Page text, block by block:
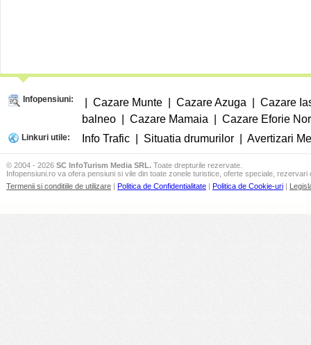
Infopensiuni: Cazare Munte Cazare Azuga
Cazare
balneo
Cazare Mamaia Cazare Eforie
Linkuri utile: Info Trafic Situatia drumurilor Avertizari
© 2004 - 2026 SC InfoTurism Media SRL. Toate drepturile rezervate.
Infopensiuni.ro va ofera pensiuni si vile din toate zonele turistice, oferte speciale, rezervari
Termenii si conditiile de utilizare | Politica de Confidentialitate | Politica de Cookie-uri |